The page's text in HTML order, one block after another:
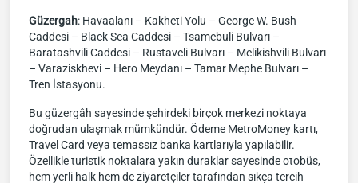
Güzergah: Havaalanı – Kakheti Yolu – George W. Bush
Caddesi – Black Sea Caddesi – Tsamebuli Bulvarı –
Baratashvili Caddesi – Rustaveli Bulvarı – Melikishvili Bulvarı
– Varaziskhevi – Hero Meydanı – Tamar Mephe Bulvarı –
Tren İstasyonu.
Bu güzergâh sayesinde şehirdeki birçok merkezi noktaya
doğrudan ulaşmak mümkündür. Ödeme MetroMoney kartı,
Travel Card veya temassız banka kartlarıyla yapılabilir.
Özellikle turistik noktalara yakın duraklar sayesinde otobüs,
hem yerli halk hem de ziyaretçiler tarafından sıkça tercih